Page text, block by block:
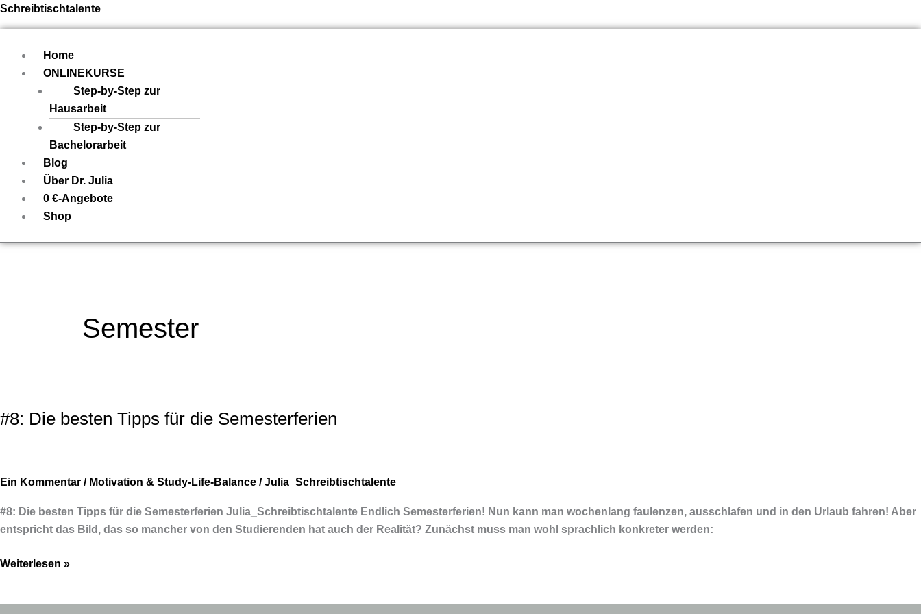
Zum
Inhalt
Schreibtischtalente
Menü
Home
ONLINEKURSE
Step-by-Step zur
Hausarbeit
Step-by-Step zur
Bachelorarbeit
Blog
Über Dr. Julia
0 €-Angebote
Shop
Semester
#8: Die besten Tipps für die Semesterferien
Ein Kommentar / Motivation & Study-Life-Balance /Julia_Schreibtischtalente
#8: Die besten Tipps für die Semesterferien Julia_Schreibtischtalente Endlich Semesterferien! Nun kann man wochenlang faulenzen, ausschlafen und in den Urlaub fahren! Aber
entspricht das Bild, das so mancher von den Studierenden hat auch der Realität? Zunächst muss man wohl sprachlich konkreter werden:
besten
Semesterferien
Weiterlesen »